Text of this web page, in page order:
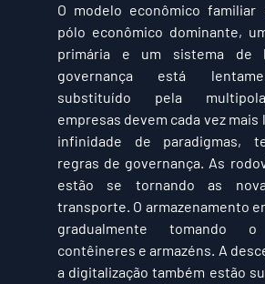
O modelo econômico
pólo econômico dominante,
primária e um sistema de
governança está
substituído pela
empresas devem cada vez mais
infinidade de paradigmas,
regras de governança. As
estão se tornando as
transporte. O armazenamento
gradualmente tomando
contêineres e armazéns. A
a digitalização também estão